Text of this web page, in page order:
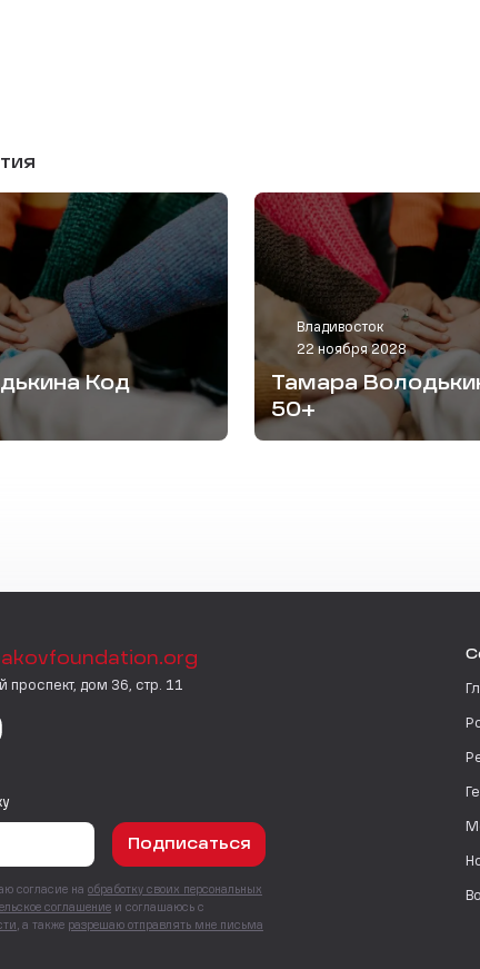
Код
Владивосток
22 ноября 2028
Тамара
50+
проспект, дом 36, стр. 11
Подписаться
согласие на обработку своих персональных
соглашение и соглашаюсь с
, а также разрешаю отправлять мне письма